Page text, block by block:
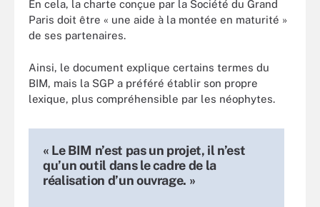
En cela, la charte conçue par la Société du Grand
Paris doit être « une aide à la montée en maturité »
de ses partenaires.
Ainsi, le document explique certains termes du
BIM, mais la SGP a préféré établir son propre
lexique, plus compréhensible par les néophytes.
« Le BIM n’est pas un projet, il n’est
qu’un outil dans le cadre de la
réalisation d’un ouvrage. »